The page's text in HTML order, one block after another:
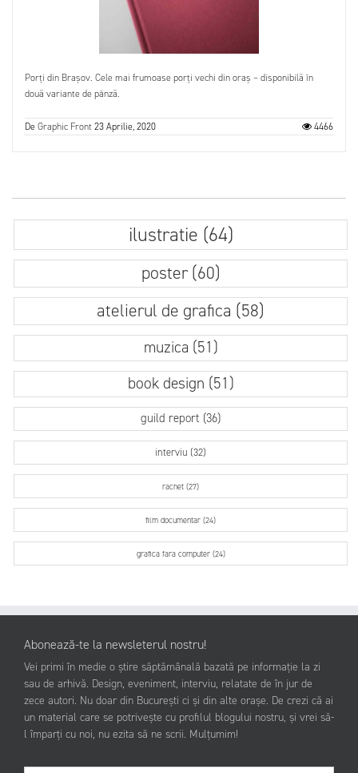
Porți din Brașov. Cele mai frumoase porți vechi din oraș – disponibilă în
două variante de pânză.
DeGraphic Front23 Aprilie, 2020 4466
ilustratie (64)
poster (60)
atelierul de grafica (58)
muzica (51)
book design (51)
guild report (36)
interviu (32)
racnet (27)
film documentar (24)
grafica fara computer (24)
Abonează-te la newsleterul nostru!
Vei primi în medie o știre săptămânală bazată pe informație la zi
sau de arhivă. Design, eveniment, interviu, relatate de în jur de
zece autori. Nu doar din București ci și din alte orașe. De crezi că ai
un material care se potrivește cu profilul blogului nostru, și vrei să-
l împarți cu noi, nu ezita să ne scrii. Mulțumim!